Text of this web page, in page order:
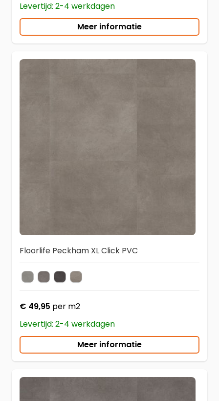
Levertijd: 2-4 werkdagen
Meer informatie
Floorlife Peckham XL Click PVC
KleurLight Grey
Grey Anthracite
Taupe
€ 49,95 per m2
Levertijd: 2-4 werkdagen
Meer informatie